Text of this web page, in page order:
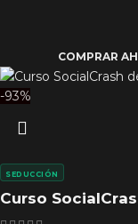
COMPRAR
-93%
Curso
SEDUCCIÓN